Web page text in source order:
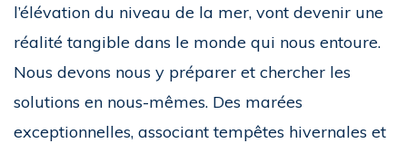
l’élévation du niveau de la mer, vont devenir une
réalité tangible dans le monde qui nous entoure.
Nous devons nous y préparer et chercher les
solutions en nous-mêmes. Des marées
exceptionnelles, associant tempêtes hivernales et